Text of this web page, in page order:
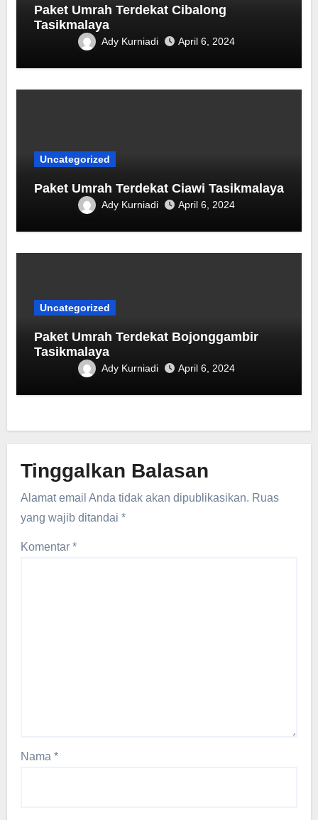
Paket Umrah Terdekat ‎Cibalong
Tasikmalaya
Ady Kurniadi April 6, 2024
Uncategorized
Paket Umrah Terdekat Ciawi Tasikmalaya
Ady Kurniadi April 6, 2024
Uncategorized
Paket Umrah Terdekat ‎Bojonggambir
Tasikmalaya
Ady Kurniadi April 6, 2024
Tinggalkan Balasan
Alamat email Anda tidak akan dipublikasikan. Ruas
yang wajib ditandai*
Komentar*
Nama*